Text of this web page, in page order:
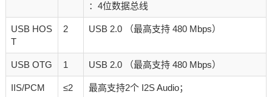
：4位数据总线
USB HOS
T
2 USB 2.0 （最高支持 480 Mbps）
USB OTG 1 USB 2.0 （最高支持 480 Mbps）
IIS/PCM ≤2 最高支持2个 I2S Audio；